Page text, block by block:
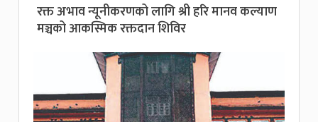
रक्त अभाव न्यूनीकरणको लागि श्री हरि मानव कल्याण
मञ्चको आकस्मिक रक्तदान शिविर